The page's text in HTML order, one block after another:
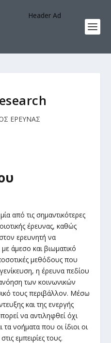
Header Ad
ΕΡΕΥΝΑΣ
από τις σημαντικότερες
έρευνας, καθώς
ερευνητή να
άμεσο και βιωματικό
μεθόδους που
η έρευνα πεδίου
των κοινωνικών
τους περιβάλλον. Μέσω
και της ενεργής
να αντιληφθεί όχι
νοήματα που οι ίδιοι οι
εμπειρίες τους.